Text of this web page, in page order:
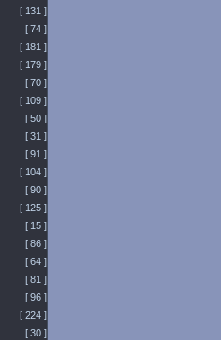
[ 131 ]
[ 74 ]
[ 181 ]
[ 179 ]
[ 70 ]
[ 109 ]
[ 50 ]
[ 31 ]
[ 91 ]
[ 104 ]
[ 90 ]
[ 125 ]
[ 15 ]
[ 86 ]
[ 64 ]
[ 81 ]
[ 96 ]
[ 224 ]
[ 30 ]